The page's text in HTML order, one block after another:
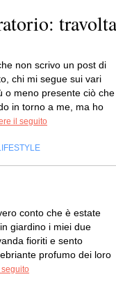
travolta
non scrivo un post di
chi mi segue sui vari
o meno presente ciò che
in torno a me, ma ho
il seguito
conto che è estate
giardino i miei due
fioriti e sento
profumo dei loro